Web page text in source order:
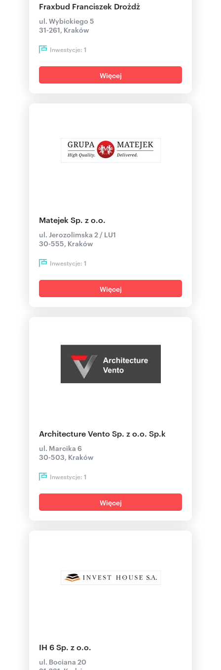
Fraxbud Franciszek Drożdż
ul. Wybickiego 5
31-261, Kraków
Inwestycje: 1
Więcej
Matejek Sp. z o.o.
ul. Jerozolimska 2 / LU1
30-555, Kraków
Inwestycje: 1
Więcej
Architecture Vento Sp. z o.o. Sp.k
ul. Marcika 6
30-503, Kraków
Inwestycje: 1
Więcej
IH 6 Sp. z o.o.
ul. Bociana 20